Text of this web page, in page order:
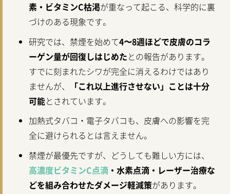
素・ビタミンC枯渇が重なって起こる、科学的に裏
づけのある現象です。
研究では、禁煙を始めて4〜8週ほどで皮膚のコラ
ーゲン量が回復しはじめたとの報告があります。
すでに刻まれたシワが完全に消えるわけではあり
ませんが、
「これ以上進行させない」ことは十分
可能とされています。
加熱式タバコ・電子タバコも、皮膚への影響を完
全に避けられるとは言えません。
禁煙が最優先ですが、どうしても難しい方には、
高濃度ビタミンC点滴 ・水素点滴・レーザー治療な
どを組み合わせたダメージ軽減策があります。